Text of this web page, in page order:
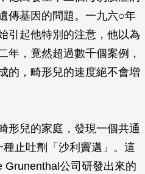
傳基因的問題。一九六○年
引起他特別的注意，他以為
年，竟然超過數千個案例，
的，畸形兒的速度絕不會增
形兒的家庭，發現一個共通
止吐劑「沙利竇邁」。這
Grunenthal公司研發出來的